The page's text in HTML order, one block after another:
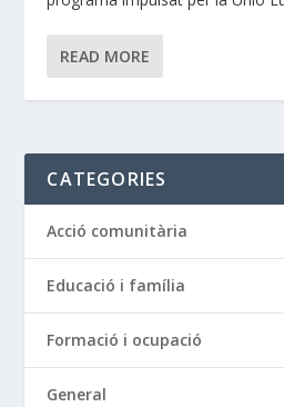
READ MORE
CATEGORIES
Acció comunitària
Educació i família
Formació i ocupació
General